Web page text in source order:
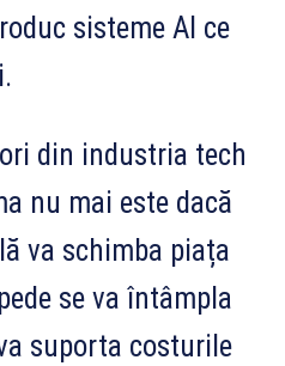
sisteme AI ce
din industria tech
nu mai este dacă
va schimba piața
se va întâmpla
suporta costurile